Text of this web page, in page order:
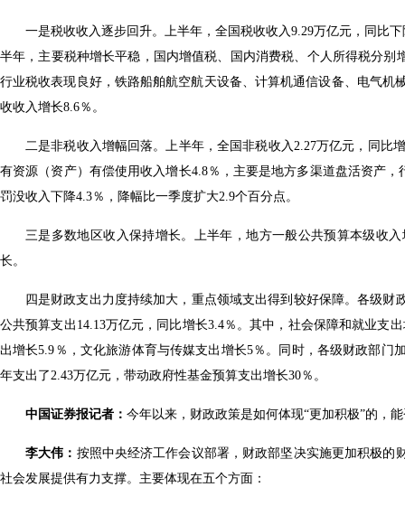
一是税收收入逐步回升。上半年，全国税收收入9.29万亿元，同比
半年，主要税种增长平稳，国内增值税、国内消费税、个人所得税分别
行业税收表现良好，铁路船舶航空航天设备、计算机通信设备、电气机
收收入增长8.6％。
二是非税收入增幅回落。上半年，全国非税收入2.27万亿元，同比
有资源（资产）有偿使用收入增长4.8％，主要是地方多渠道盘活资产
罚没收入下降4.3％，降幅比一季度扩大2.9个百分点。
三是多数地区收入保持增长。上半年，地方一般公共预算本级收
长。
四是财政支出力度持续加大，重点领域支出得到较好保障。各级
公共预算支出14.13万亿元，同比增长3.4％。其中，社会保障和就业支
出增长5.9％，文化旅游体育与传媒支出增长5％。同时，各级财政部
年支出了2.43万亿元，带动政府性基金预算支出增长30％。
中国证券报记者： 今年以来，财政政策是如何体现“更加积极”的，
李大伟： 按照中央经济工作会议部署，财政部坚决实施更加积极
社会发展提供有力支撑。主要体现在五个方面：